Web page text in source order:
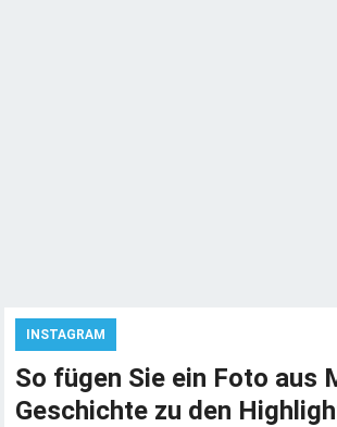
INSTAGRAM
So fügen Sie ein Foto aus
Geschichte zu den